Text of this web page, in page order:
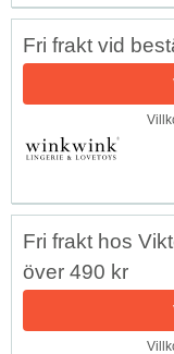
Fri frakt vid
Fri frakt hos
över 490 kr